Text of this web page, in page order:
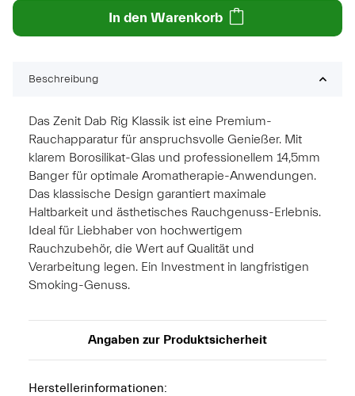
In den Warenkorb
Beschreibung
Das Zenit Dab Rig Klassik ist eine Premium-
Rauchapparatur für anspruchsvolle Genießer. Mit
klarem Borosilikat-Glas und professionellem 14,5mm
Banger für optimale Aromatherapie-Anwendungen.
Das klassische Design garantiert maximale
Haltbarkeit und ästhetisches Rauchgenuss-Erlebnis.
Ideal für Liebhaber von hochwertigem
Rauchzubehör, die Wert auf Qualität und
Verarbeitung legen. Ein Investment in langfristigen
Smoking-Genuss.
Angaben zur Produktsicherheit
Herstellerinformationen: